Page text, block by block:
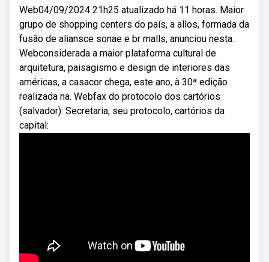
Web04/09/2024 21h25 atualizado há 11 horas. Maior
grupo de shopping centers do país, a allos, formada da
fusão de aliansce sonae e br malls, anunciou nesta.
Webconsiderada a maior plataforma cultural de
arquitetura, paisagismo e design de interiores das
américas, a casacor chega, este ano, à 30ª edição
realizada na. Webfax do protocolo dos cartórios
(salvador): Secretaria, seu protocolo, cartórios da
capital: